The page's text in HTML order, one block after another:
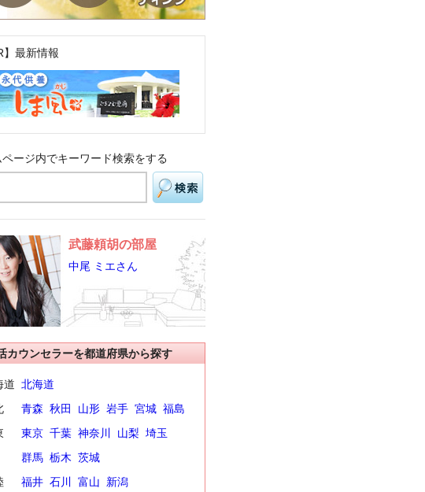
】最新情報
ページ内でキーワード検索をする
武藤頼胡の部屋
中尾 ミエさん
カウンセラーを都道府県から探す
道 北海道
青森 秋田 山形 岩手 宮城 福島
東京 千葉 神奈川 山梨 埼玉
群馬 栃木 茨城
福井 石川 富山
新潟